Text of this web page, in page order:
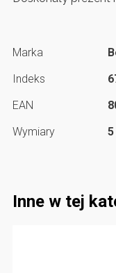
Marka
Indeks
EAN
Wymiary
Inne w tej